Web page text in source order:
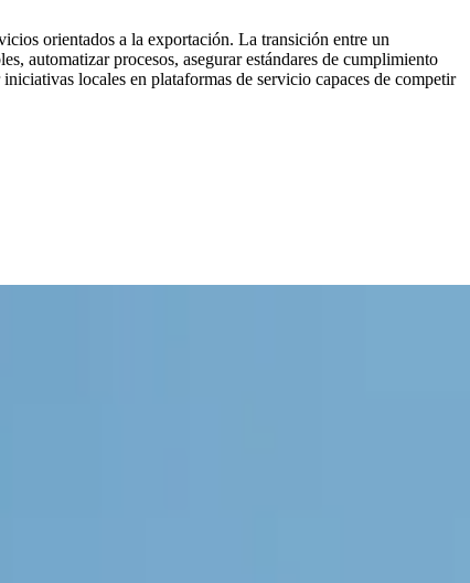
orientados a la exportación. La transición entre un
automatizar procesos, asegurar estándares de cumplimiento
locales en plataformas de servicio capaces de competir